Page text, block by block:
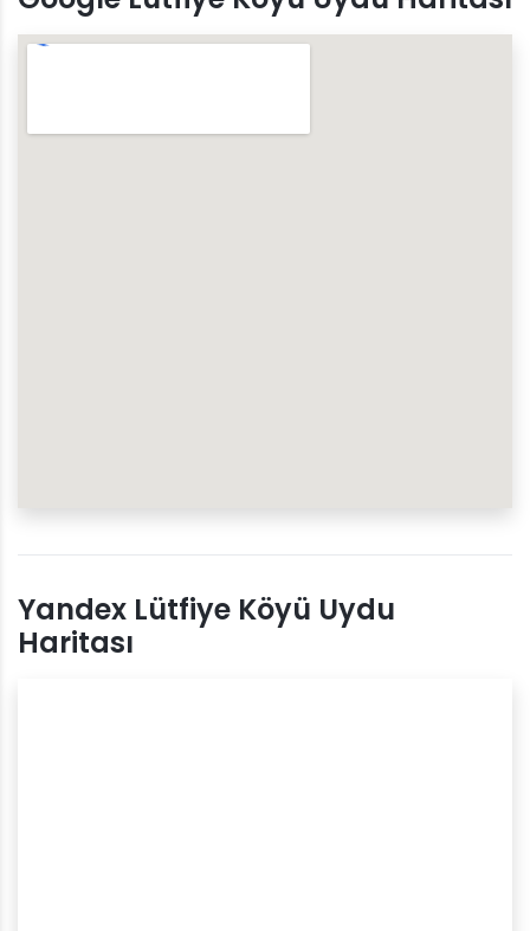
Yandex Lütfiye Köyü Uydu
Haritası